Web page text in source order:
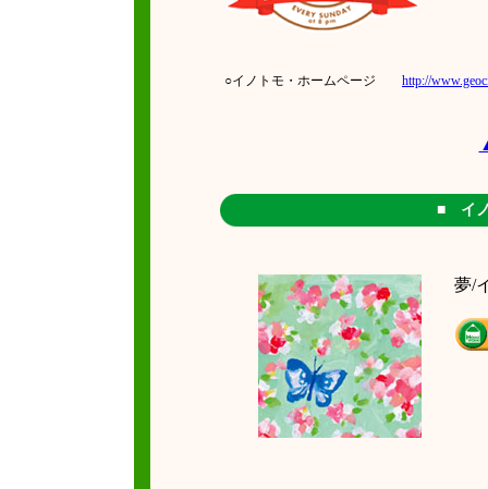
○イノトモ・ホームページ http://
■ イ
夢/